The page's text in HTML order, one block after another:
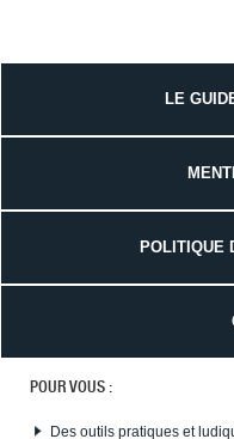
LE
POLITIQUE
POUR VOUS :
Des outils pratiques et